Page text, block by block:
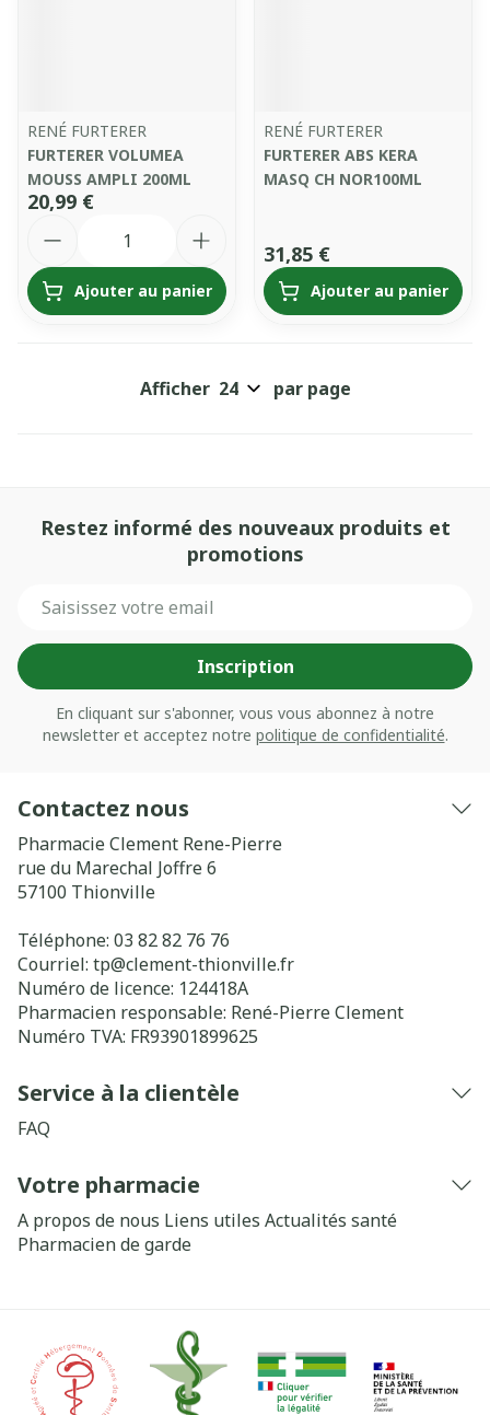
RENÉ FURTERER
FURTERER VOLUMEA
MOUSS AMPLI 200ML
20,99 €
Ajouter au panier
RENÉ FURTERER
FURTERER ABS KERA
MASQ CH NOR100ML
31,85 €
Ajouter au panier
Afficher par page
Restez informé des nouveaux produits et
promotions
Inscription
En cliquant sur s'abonner, vous vous abonnez à notre
newsletter et acceptez notre politique de confidentialité.
Contactez nous
Pharmacie Clement Rene-Pierre
rue du Marechal Joffre 6
57100 Thionville
Téléphone: 03 82 82 76 76
Courriel: tp@clement-thionville.fr
Numéro de licence: 124418A
Pharmacien responsable: René-Pierre Clement
Numéro TVA: FR93901899625
Service à la clientèle
FAQ
Votre pharmacie
A propos de nous Liens utiles Actualités santé
Pharmacien de garde